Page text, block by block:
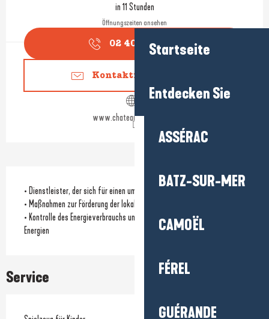
Startseite
Entdecken Sie
ASSÉRAC
BATZ-SUR-MER
CAMOËL
FÉREL
GUÉRANDE
in 11 Stunden
Öffnungszeiten ansehen
02 40 54 91 ▒▒
Kontaktieren Sie uns
www.chateaudegoulaine.fr
• Dienstleister, der sich für einen umweltfreundlichen Ansatz einsetzt
• Maßnahmen zur Förderung der lokalen Biodiversität
• Kontrolle des Energieverbrauchs und/oder Nutzung erneuerbarer
Energien
Service